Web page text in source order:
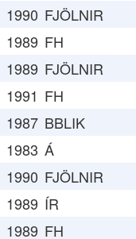
1990 FJÖLNIR
1989 FH
1989 FJÖLNIR
1991 FH
1987 BBLIK
1983 Á
1990 FJÖLNIR
1989 ÍR
1989 FH